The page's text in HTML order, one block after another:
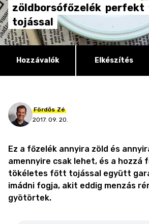
zöldborsófőzelék perfekt
tojással
Hozzávalók Elkészítés
Fördős Zé
2017. 09. 20.
Ez a főzelék annyira zöld és
amennyire csak lehet, és a
tökéletes főtt tojással együtt
imádni fogja, akit eddig menzás
gyötörtek.